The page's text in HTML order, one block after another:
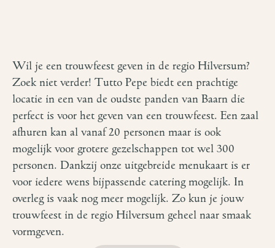
Wil je een trouwfeest geven in de regio Hilversum?
Zoek niet verder! Tutto Pepe biedt een prachtige
locatie in een van de oudste panden van Baarn die
perfect is voor het geven van een trouwfeest. Een zaal
afhuren kan al vanaf 20 personen maar is ook
mogelijk voor grotere gezelschappen tot wel 300
personen. Dankzij onze uitgebreide menukaart is er
voor iedere wens bijpassende catering mogelijk. In
overleg is vaak nog meer mogelijk. Zo kun je jouw
trouwfeest in de regio Hilversum geheel naar smaak
vormgeven.